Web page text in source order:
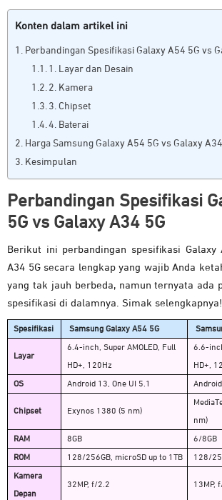
Konten dalam artikel ini
Perbandingan Spesifikasi Galaxy A54 5G vs
1. Layar dan Desain
2. Kamera
3. Chipset
4. Baterai
Harga Samsung Galaxy A54 5G vs Galaxy
Kesimpulan
Perbandingan Spesifikasi
5G vs Galaxy A34 5G
Berikut ini perbandingan spesifikasi Galaxy
A34 5G secara lengkap yang wajib Anda
yang tak jauh berbeda, namun ternyata ada
spesifikasi di dalamnya. Simak selengkapnya!
Spesifikasi Samsung Galaxy A54 5G
Layar
6.4-inch, Super AMOLED, Full
HD+, 120Hz
6.6-
HD+,
OS Android 13, One UI 5.1
Chipset Exynos 1380 (5 nm)
nm)
RAM 8GB 6/8GB
ROM 128/256GB, microSD up to 1TB 128/
Kamera
Depan
32MP, f/2.2 13MP,